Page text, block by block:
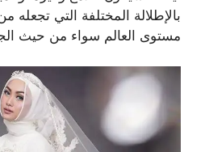
بالإطلالة المختلفة التي تجعله
مستوى العالم سواء من حيث